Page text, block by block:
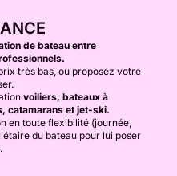
de bateau entre
très bas, ou proposez votre
voiliers, bateaux à
catamarans et jet-ski.
en toute flexibilité (journée,
du bateau pour lui poser